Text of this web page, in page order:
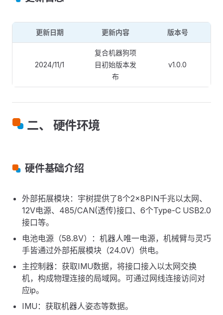
更新日期 更新内容 版本号
2024/11/1
复合机器狗项
目初始版本发
布
v1.0.0
二、 硬件环境
硬件基础介绍
外部拓展模块：宇树提供了8个2×8PIN千兆以太网、
12V电源、485/CAN(透传)接口、6个Type-C USB2.0
接口等。
电池电源（58.8V）：机器人唯一电源，机械臂与灵巧
手皆通过外部拓展模块（24.0V）供电。
主控制器：获取IMU数据，将接口接入以太网交换
机，构成物理连接的局域网。可通过网线连接访问对
应ip。
IMU：获取机器人姿态等数据。